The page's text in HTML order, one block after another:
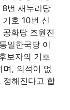
번 새누리당
호 10번 신
화당 조원진
일한국당 이
보자의 기호
며, 의석이 없
정해진다고 합